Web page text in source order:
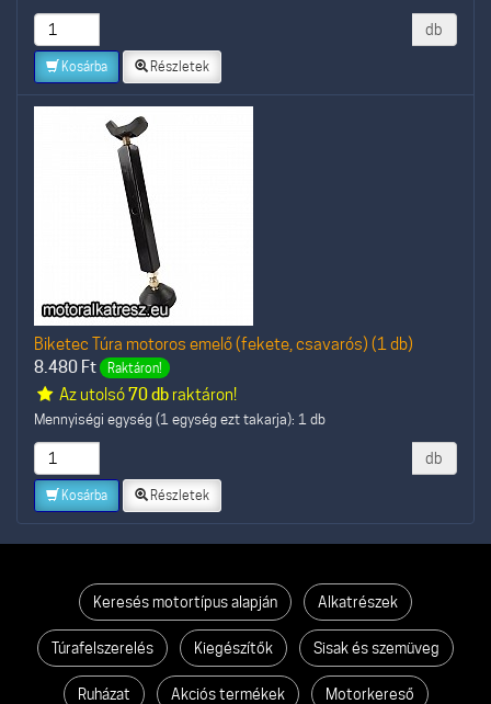
db
Kosárba Részletek
Biketec Túra motoros emelő (fekete, csavarós) (1 db)
8.480 Ft Raktáron!
Az utolsó70 dbraktáron!
Mennyiségi egység (1 egység ezt takarja): 1 db
db
Kosárba Részletek
Keresés motortípus alapján Alkatrészek
Túrafelszerelés Kiegészítők Sisak és szemüveg
Ruházat Akciós termékek Motorkereső